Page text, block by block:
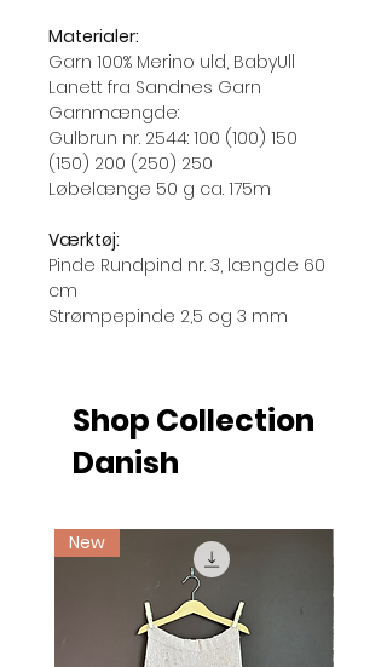
Materialer:
Garn 100% Merino uld, BabyUll
Lanett fra Sandnes Garn
Garnmængde:
Gulbrun nr. 2544: 100 (100) 150
(150) 200 (250) 250
Løbelænge 50 g ca. 175m
Værktøj:
Pinde Rundpind nr. 3, længde 60
cm
Strømpepinde 2,5 og 3 mm
Shop Collection
Danish
New